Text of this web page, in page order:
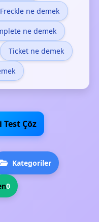
Freckle ne demek
ne demek
Ticket ne demek
Çöz
Kategoriler
0